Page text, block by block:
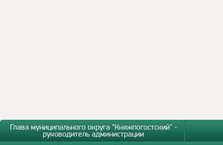
Глава муниципального округа "Княжпогостский" -
руководитель администрации